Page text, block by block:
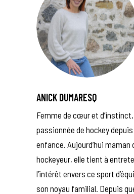
ANICK DUMARESQ
Femme de cœur et
passionnée de hockey
enfance. Aujourd’hui maman
hockeyeur, elle tient à
l’intérêt envers ce sport
son noyau familial. Depuis